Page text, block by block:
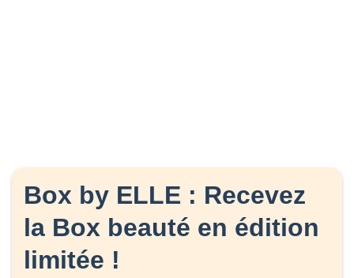
Box by ELLE : Recevez
la Box beauté en édition
limitée !